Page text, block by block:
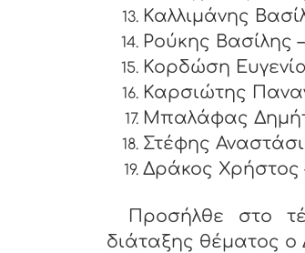
Καλλιμάνης
Ρούκης Βασίλης
Κορδώση
Καρσιώτης
Μπαλάφας
Στέφης
Δράκος
Προσήλθε στο
διάταξης θέματος ο